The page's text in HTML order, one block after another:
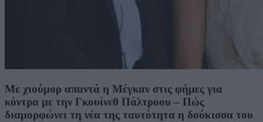
Με χιούμορ απαντά η Μέγκαν στις φήμες για
κόντρα με την Γκουίνεθ Πάλτροου – Πώς
διαμορφώνει τη νέα της ταυτότητα η δούκισσα του